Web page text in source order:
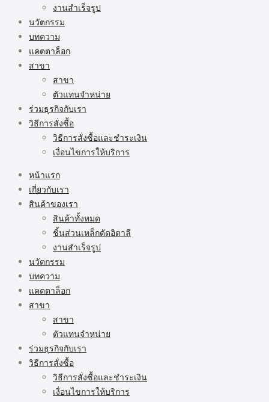
งานสำเร็จรูป
นวัตกรรม
บทความ
แคตตาล็อก
สาขา
สาขา
ตัวแทนจำหน่าย
ร่วมธุรกิจกับเรา
วิธีการสั่งซื้อ
วิธีการสั่งซื้อและชำระเงิน
เงื่อนไขการให้บริการ
หน้าแรก
เกี่ยวกับเรา
สินค้าของเรา
สินค้าทั้งหมด
ชิ้นส่วนเหล็กดัดอิตาลี
งานสำเร็จรูป
นวัตกรรม
บทความ
แคตตาล็อก
สาขา
สาขา
ตัวแทนจำหน่าย
ร่วมธุรกิจกับเรา
วิธีการสั่งซื้อ
วิธีการสั่งซื้อและชำระเงิน
เงื่อนไขการให้บริการ